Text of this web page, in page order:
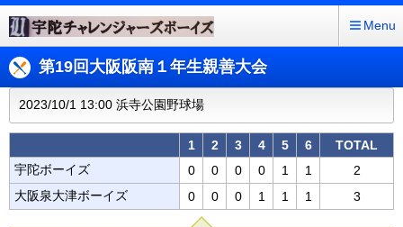
Menu
第19回大阪阪南１年生親善大会
2023/10/1 13:00 浜寺公園野球場
1 2 3 4 5 6
TOTAL
宇陀ボーイズ
0 0 0 0 1 1
2
大阪泉大津ボーイズ
0 0 0 1 1 1 3